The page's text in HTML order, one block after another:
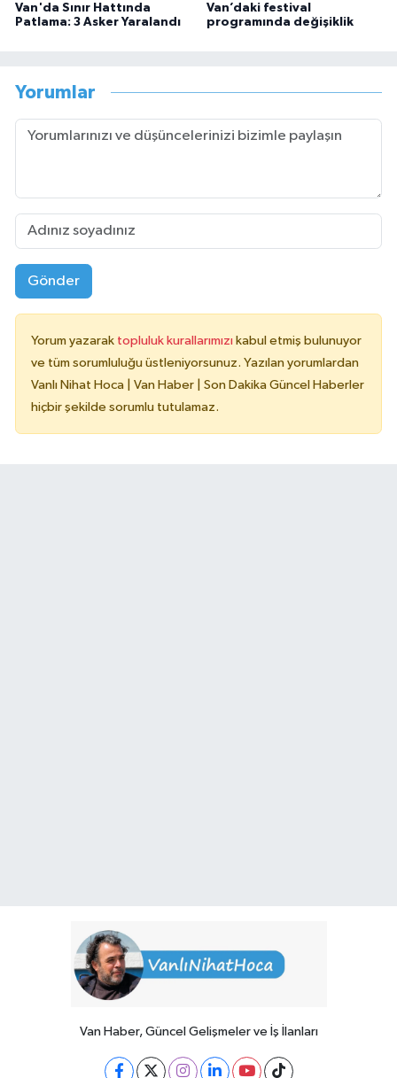
Van'da Sınır Hattında
Patlama: 3 Asker Yaralandı
Van’daki festival
programında değişiklik
Yorumlar
Gönder
Yorum yazarak topluluk kurallarımızı kabul etmiş bulunuyor
ve tüm sorumluluğu üstleniyorsunuz. Yazılan yorumlardan
Vanlı Nihat Hoca | Van Haber | Son Dakika Güncel Haberler
hiçbir şekilde sorumlu tutulamaz.
Van Haber, Güncel Gelişmeler ve İş İlanları